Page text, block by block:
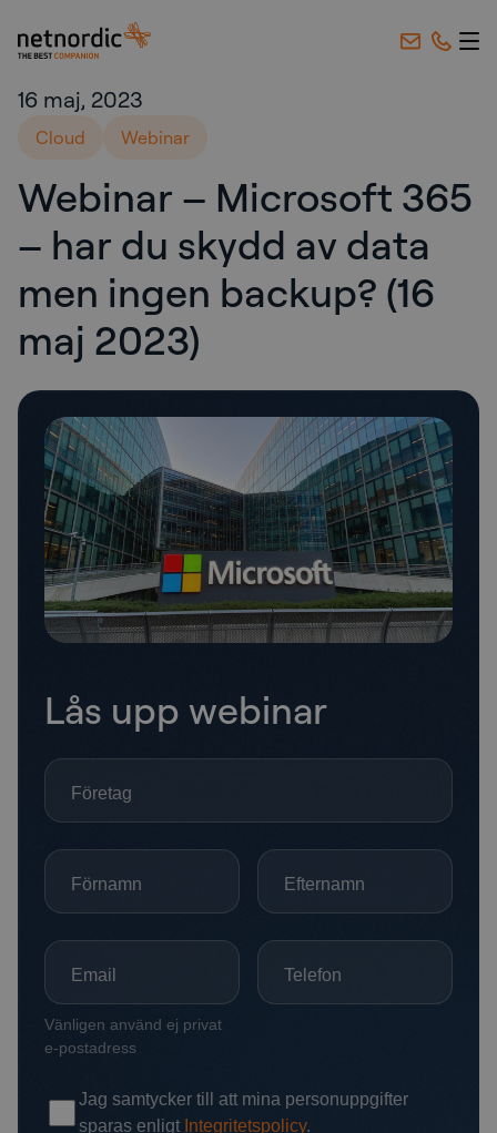
NetNordic Sweden
16 maj, 2023
Cloud Webinar
Webinar – Microsoft 365
– har du skydd av data
men ingen backup? (16
maj 2023)
Lås upp webinar